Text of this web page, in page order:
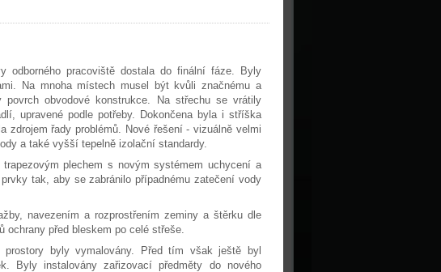
odborného pracoviště dostala do finální fáze. Byly
Na mnoha místech musel být kvůli značnému a
povrch obvodové konstrukce. Na střechu se vrátily
upravené podle potřeby. Dokončena byla i stříška
zdrojem řady problémů. Nové řešení - vizuálně velmi
a také vyšší tepelně izolační standardy.
plechem s novým systémem uchycení a
tak, aby se zabránilo případnému zatečení vody
navezením a rozprostřením zeminy a štěrku dle
ochrany před bleskem po celé střeše.
prostory byly vymalovány. Před tím však ještě byl
Byly instalovány zařizovací předměty do nového